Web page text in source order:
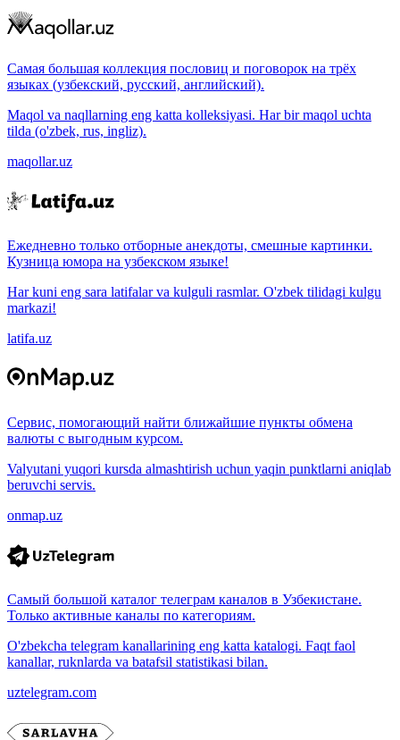
Самая большая коллекция пословиц и поговорок на трёх
языках (узбекский, русский, английский).
Maqol va naqllarning eng katta kolleksiyasi. Har bir maqol uchta
tilda (o'zbek, rus, ingliz).
maqollar.uz
Ежедневно только отборные анекдоты, смешные картинки.
Кузница юмора на узбекском языке!
Har kuni eng sara latifalar va kulguli rasmlar. O'zbek tilidagi kulgu
markazi!
latifa.uz
Сервис, помогающий найти ближайшие пункты обмена
валюты с выгодным курсом.
Valyutani yuqori kursda almashtirish uchun yaqin punktlarni aniqlab
beruvchi servis.
onmap.uz
Самый большой каталог телеграм каналов в Узбекистане.
Только активные каналы по категориям.
O'zbekcha telegram kanallarining eng katta katalogi. Faqt faol
kanallar, ruknlarda va batafsil statistikasi bilan.
uztelegram.com